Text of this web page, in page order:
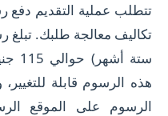
تتطلب عملية التقديم دفع
تكاليف معالجة طلبك. تبلغ
هذه الرسوم قابلة
الرسوم على الموقع